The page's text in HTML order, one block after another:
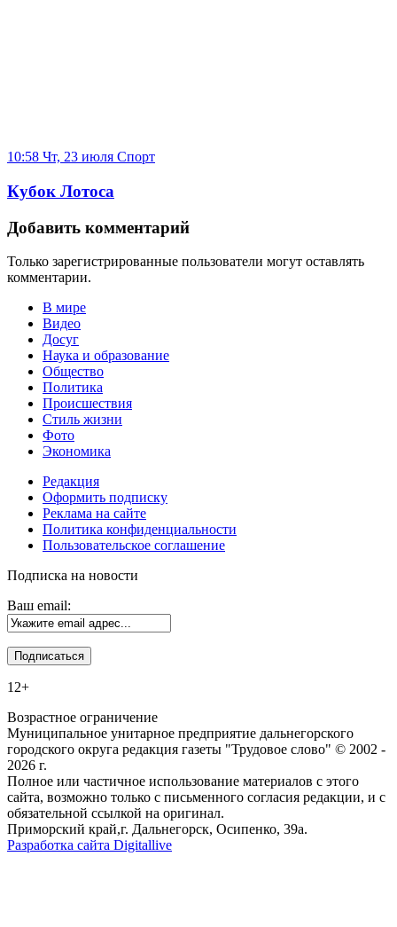
10:58 Чт, 23 июля Спорт
Кубок Лотоса
Добавить комментарий
Только зарегистрированные пользователи могут оставлять
комментарии.
В мире
Видео
Досуг
Наука и образование
Общество
Политика
Происшествия
Стиль жизни
Фото
Экономика
Редакция
Оформить подписку
Реклама на сайте
Политика конфиденциальности
Пользовательское соглашение
Подписка на новости
Ваш email:
12+
Возрастное ограничение
Муниципальное унитарное предприятие дальнегорского
городского округа редакция газеты "Трудовое слово" © 2002 -
2026 г.
Полное или частичное использование материалов с этого
сайта, возможно только с письменного согласия редакции, и с
обязательной ссылкой на оригинал.
Приморский край,г. Дальнегорск, Осипенко, 39а.
Разработка сайта Digitallive